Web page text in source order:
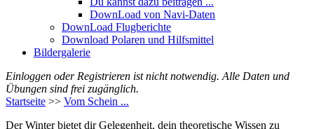
DownLoad von Navi-Daten
DownLoad Flugberichte
Download Polaren und Hilfsmittel
Bildergalerie
Einloggen oder Registrieren ist nicht notwendig. Alle Daten und
Übungen sind frei zugänglich.
Startseite >> Vom Schein ...
Der Winter bietet dir Gelegenheit, dein theoretische Wissen zu